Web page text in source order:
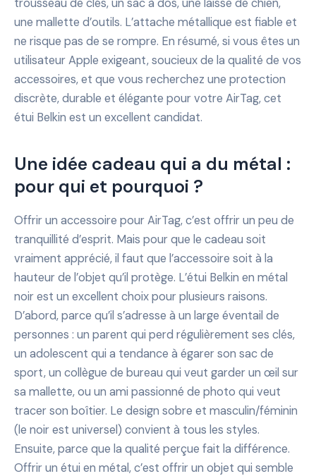
une mallette d’outils. L’attache métallique est fiable et
ne risque pas de se rompre. En résumé, si vous êtes un
utilisateur Apple exigeant, soucieux de la qualité de vos
accessoires, et que vous recherchez une protection
discrète, durable et élégante pour votre AirTag, cet
étui Belkin est un excellent candidat.
Une idée cadeau qui a du métal :
pour qui et pourquoi ?
Offrir un accessoire pour AirTag, c’est offrir un peu de
tranquillité d’esprit. Mais pour que le cadeau soit
vraiment apprécié, il faut que l’accessoire soit à la
hauteur de l’objet qu’il protège. L’étui Belkin en métal
noir est un excellent choix pour plusieurs raisons.
D’abord, parce qu’il s’adresse à un large éventail de
personnes : un parent qui perd régulièrement ses clés,
un adolescent qui a tendance à égarer son sac de
sport, un collègue de bureau qui veut garder un œil sur
sa mallette, ou un ami passionné de photo qui veut
tracer son boîtier. Le design sobre et masculin/féminin
(le noir est universel) convient à tous les styles.
Ensuite, parce que la qualité perçue fait la différence.
Offrir un étui en métal, c’est offrir un objet qui semble